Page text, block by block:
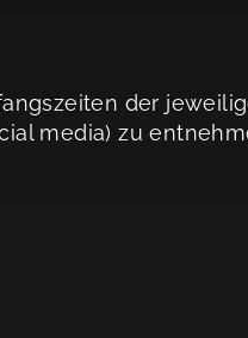
der
media) zu